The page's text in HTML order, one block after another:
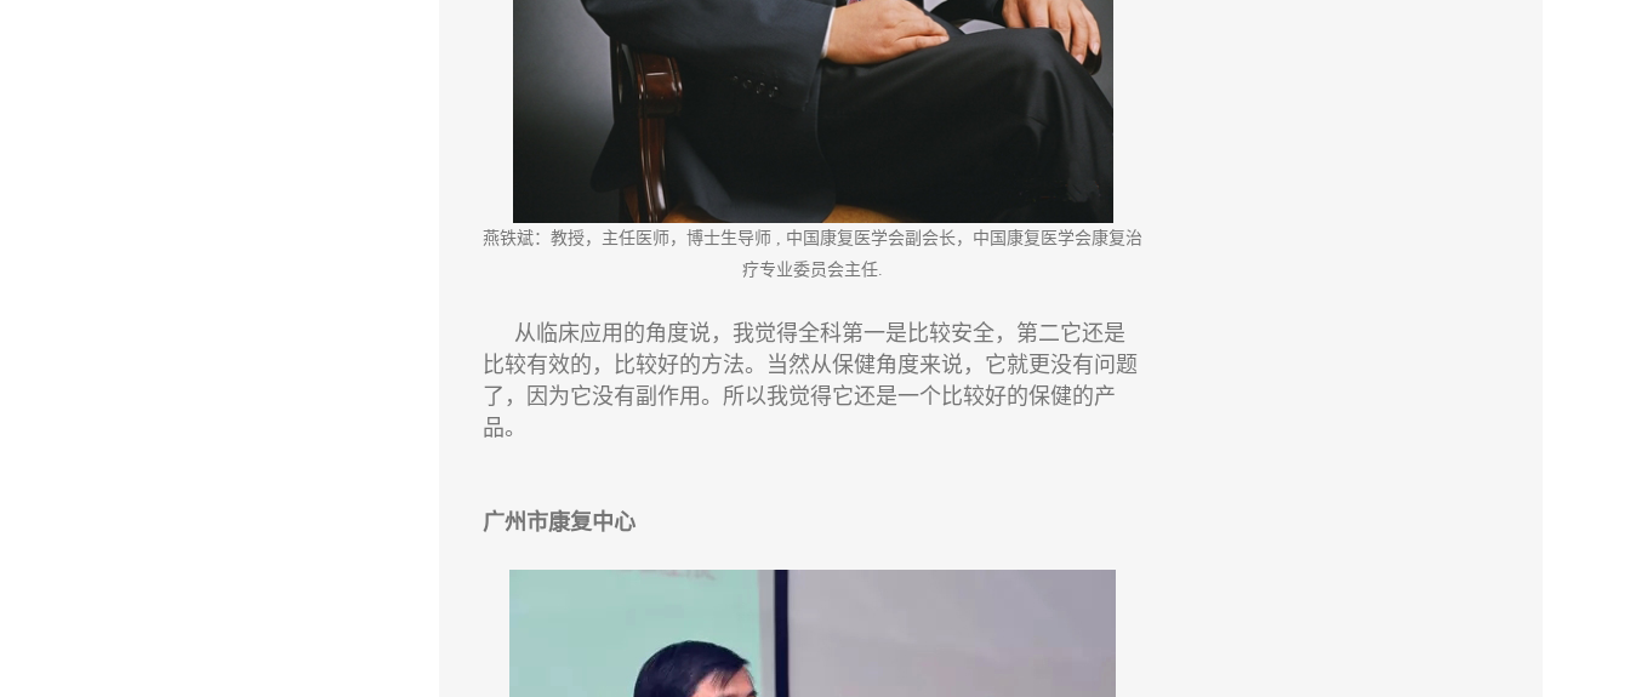
燕铁斌：教授，主任医师，博士生导师 , 中国康复医学会副会长，中国康复医学会康复治
疗专业委员会主任.
从临床应用的角度说，我觉得全科第一是比较安全，第二它还是
比较有效的，比较好的方法。当然从保健角度来说，它就更没有问题
了，因为它没有副作用。所以我觉得它还是一个比较好的保健的产
品。
广州市康复中心